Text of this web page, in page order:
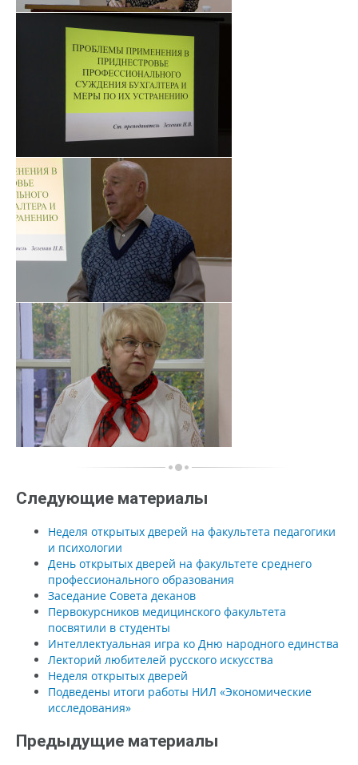
Следующие материалы
Неделя открытых дверей на факультета педагогики
и психологии
День открытых дверей на факультете среднего
профессионального образования
Заседание Совета деканов
Первокурсников медицинского факультета
посвятили в студенты
Интеллектуальная игра ко Дню народного единства
Лекторий любителей русского искусства
Неделя открытых дверей
Подведены итоги работы НИЛ «Экономические
исследования»
Предыдущие материалы